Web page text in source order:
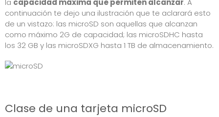
la capacidad máxima que permiten alcanzar. A
continuación te dejo una ilustración que te aclarará esto
de un vistazo: las microSD son aquellas que alcanzan
como máximo 2G de capacidad; las microSDHC hasta
los 32 GB y las microSDXG hasta 1 TB de almacenamiento.
Clase de una tarjeta microSD